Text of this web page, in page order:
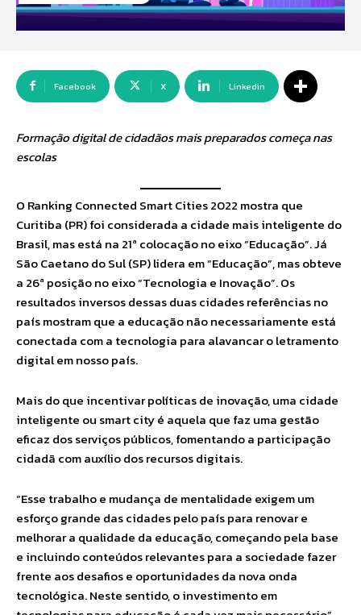
Facebook X Linkedin
Formação digital de cidadãos mais preparados começa nas
escolas
O Ranking Connected Smart Cities 2022 mostra que
Curitiba (PR) foi considerada a cidade mais inteligente do
Brasil, mas está na 21ª colocação no eixo “Educação”. Já
São Caetano do Sul (SP) lidera em “Educação”, mas obteve
a 26ª posição no eixo “Tecnologia e Inovação”. Os
resultados inversos dessas duas cidades referências no
país mostram que a educação não necessariamente está
conectada com a tecnologia para alavancar o letramento
digital em nosso país.
Mais do que incentivar políticas de inovação, uma cidade
inteligente ou smart city é aquela que faz uma gestão
eficaz dos serviços públicos, fomentando a participação
cidadã com auxílio dos recursos digitais.
“Esse trabalho e mudança de mentalidade exigem um
esforço grande das cidades pelo país para renovar e
melhorar a qualidade da educação, começando pela base
e incluindo conteúdos relevantes para a sociedade fazer
frente aos desafios e oportunidades da nova onda
tecnológica. Neste sentido, o investimento em